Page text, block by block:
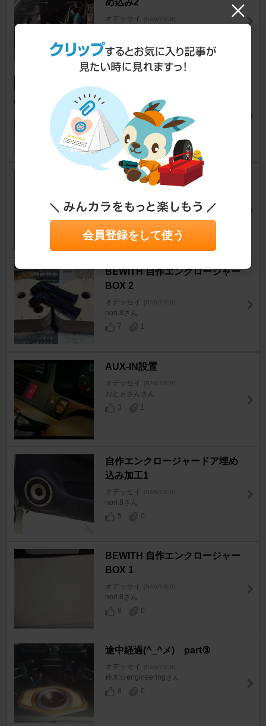
め込み2
オデッセイ [RA6/7/8/9]
込み加工2
オデッセイ [RA6/7/8/9]
nori.8さん
6
0
３.５インチ ミニモニター取
オデッセイ [RA6/7/8/9]
まっちゃん～neighbors～さん
0
0
BEWITH 自作エンクロージャー
BOX 2
オデッセイ [RA6/7/8/9]
nori.8さん
7
1
AUX-IN設置
オデッセイ [RA6/7/8/9]
おとぉさんさん
3
1
自作エンクロージャードア埋め
込み加工1
オデッセイ [RA6/7/8/9]
nori.8さん
5
0
BEWITH 自作エンクロージャー
BOX 1
オデッセイ [RA6/7/8/9]
nori.8さん
8
0
途中経過(^_^メ) part③
オデッセイ [RA6/7/8/9]
鈴木☆engineeringさん
8
0
会員登録をして使う